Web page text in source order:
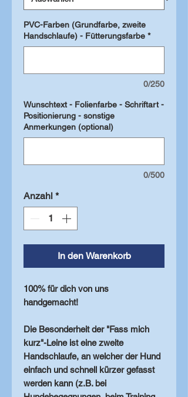
PVC-Farben (Grundfarbe, zweite
Handschlaufe) - Fütterungsfarbe *
0/250
Wunschtext - Folienfarbe - Schriftart -
Positionierung - sonstige
Anmerkungen (optional)
0/500
Anzahl *
In den Warenkorb
100% für dich von uns
handgemacht!
Die Besonderheit der "Fass mich
kurz"-Leine ist einezweite
Handschlaufe, an welcher der Hund
einfach und schnell kürzer gefasst
werden kann (z.B. bei